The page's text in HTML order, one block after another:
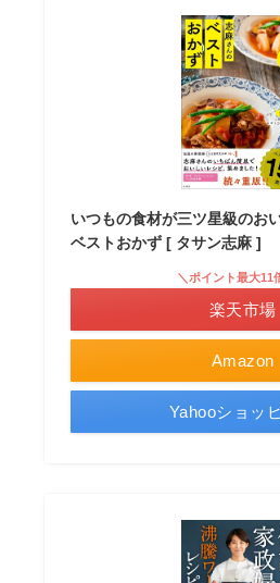
いつもの食材が三ツ星級のお
ベストおかず [ タサン志麻 ]
Amazon
＼ポイント最大11
楽天市場
Yahooショッ